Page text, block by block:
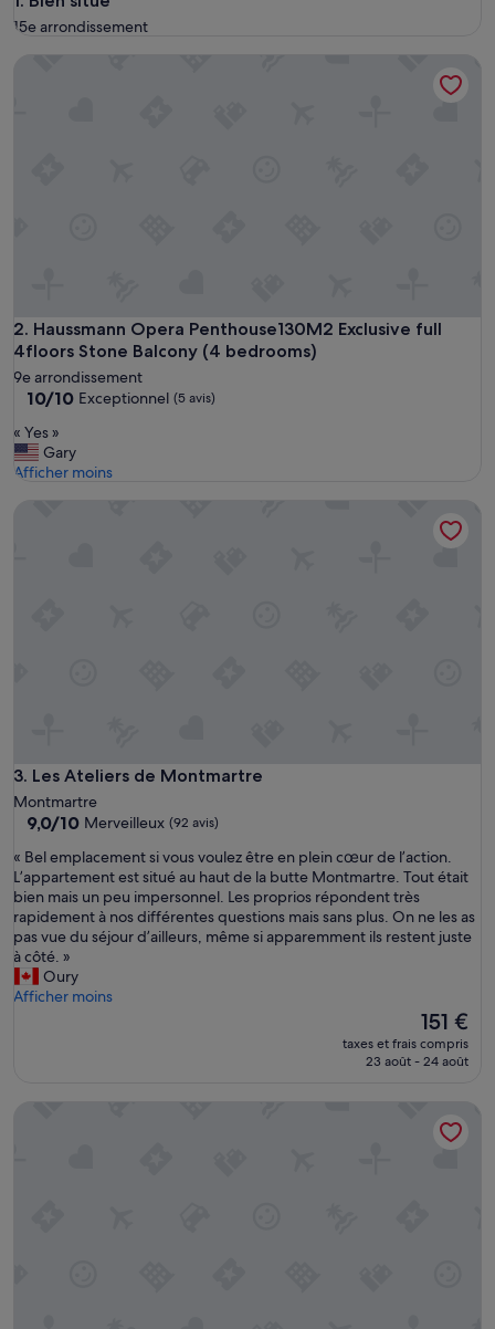
15e arrondissement
2. Haussmann Opera Penthouse130M2 Exclusive full
4floors Stone Balcony (4 bedrooms)
Haussmann Opera Penthouse130M2 Exclusive full 4floors
9e arrondissement
10.0
10,
Exceptionnel,
(5 avis)
10/10 Exceptionnel (5 avis)
«
Y
e
« Yes »
Gary
Afficher moins
Haussmann Opera Penthouse130M2 Exclusive full 4floors
3. Les Ateliers de Montmartre
Les Ateliers de Montmartre
Montmartre
9.0
10,
Merveilleux,
(92 avis)
9,0/10 Merveilleux (92 avis)
«
B
e
l
e
m
p
l
« Bel emplacement si vous voulez être en plein cœur de l’action.
L’appartement est situé au haut de la butte Montmartre. Tout était
bien mais un peu impersonnel. Les proprios répondent très
rapidement à nos différentes questions mais sans plus. On ne les as
pas vue du séjour d’ailleurs, même si apparemment ils restent juste
à côté. »
Oury
Afficher moins
Le
nouveau
prix
151 €
taxes et frais compris
23 août - 24 août